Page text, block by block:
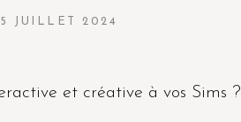
JUILLET 2024
et créative à vos Sims ?